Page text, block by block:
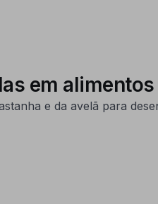
em
e da avelã para